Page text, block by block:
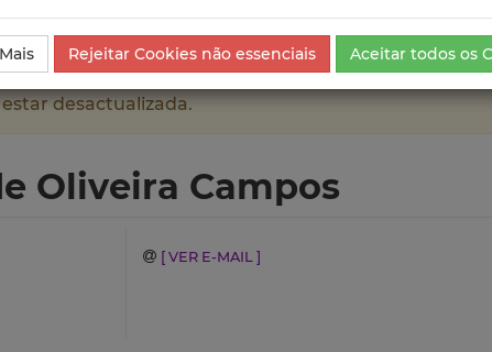
Currículo
desactualizada.
Oliveira Campos
[ VER E-MAIL ]
Rejeitar Cookies não essenciais Aceitar todos os